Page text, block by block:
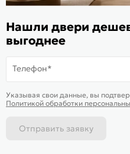
Подобрать аналог
Товар
Пользовательское соглашение
Политика обработки
Карта сайта
Нашли двери
выгоднее
Телефон*
Указывая свои данные, вы
Политикой обработки
Отправить заявку